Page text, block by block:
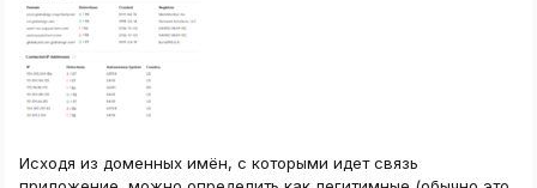
Исходя из доменных имён, с которыми идет связь